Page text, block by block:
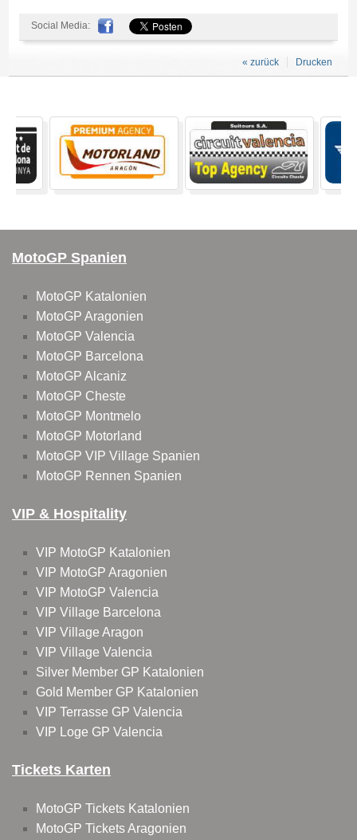
Social Media:
Drucken
« zurück
MotoGP Spanien
MotoGP Katalonien
MotoGP Aragonien
MotoGP Valencia
MotoGP Barcelona
MotoGP Alcaniz
MotoGP Cheste
MotoGP Montmelo
MotoGP Motorland
MotoGP VIP Village Spanien
MotoGP Rennen Spanien
VIP & Hospitality
VIP MotoGP Katalonien
VIP MotoGP Aragonien
VIP MotoGP Valencia
VIP Village Barcelona
VIP Village Aragon
VIP Village Valencia
Silver Member GP Katalonien
Gold Member GP Katalonien
VIP Terrasse GP Valencia
VIP Loge GP Valencia
Tickets Karten
MotoGP Tickets Katalonien
MotoGP Tickets Aragonien